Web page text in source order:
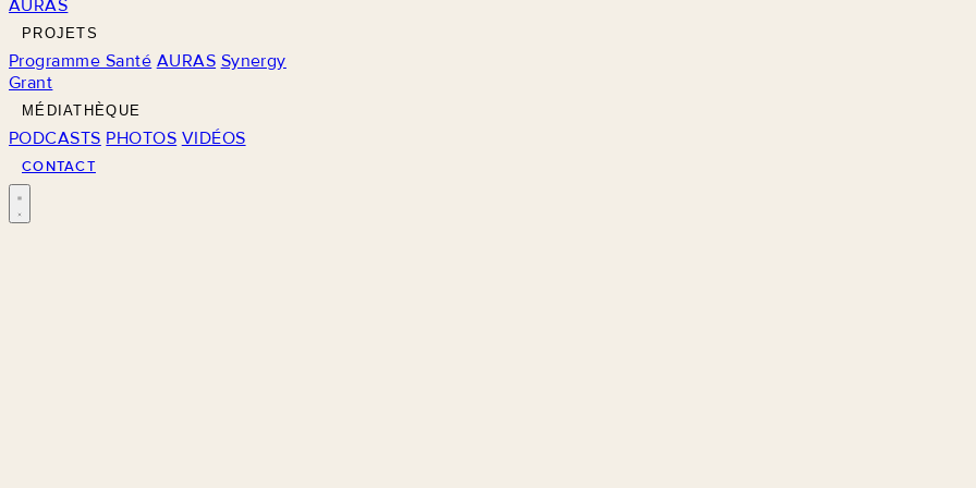
AURAS
PROJETS
Programme Santé AURAS Synergy
Grant
MÉDIATHÈQUE
PODCASTS PHOTOS VIDÉOS
CONTACT